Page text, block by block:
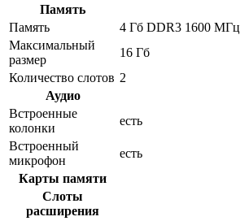
Память
Память
4 Гб DDR3 1600 МГц
Максимальный
размер
16 Гб
Количество слотов 2
Аудио
Встроенные
колонки
есть
Встроенный
микрофон
есть
Карты памяти
Слоты
расширения